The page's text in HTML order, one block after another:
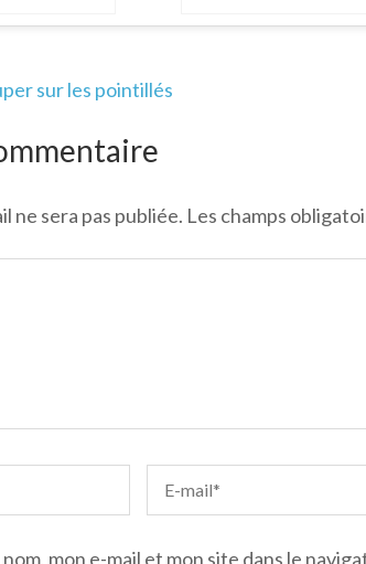
sur les pointillés
ne sera pas publiée. Les champs
mon e-mail et mon site dans le